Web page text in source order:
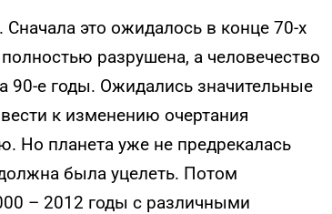
это ожидалось в конце 70-х
разрушена, а человечество
90-е годы. Ожидались значительные
к изменению очертания
Но планета уже не предрекалась
была уцелеть. Потом
– 2012 годы с различными